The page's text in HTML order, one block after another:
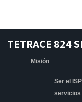
TETRACE 824
Misión
Ser el
servicios